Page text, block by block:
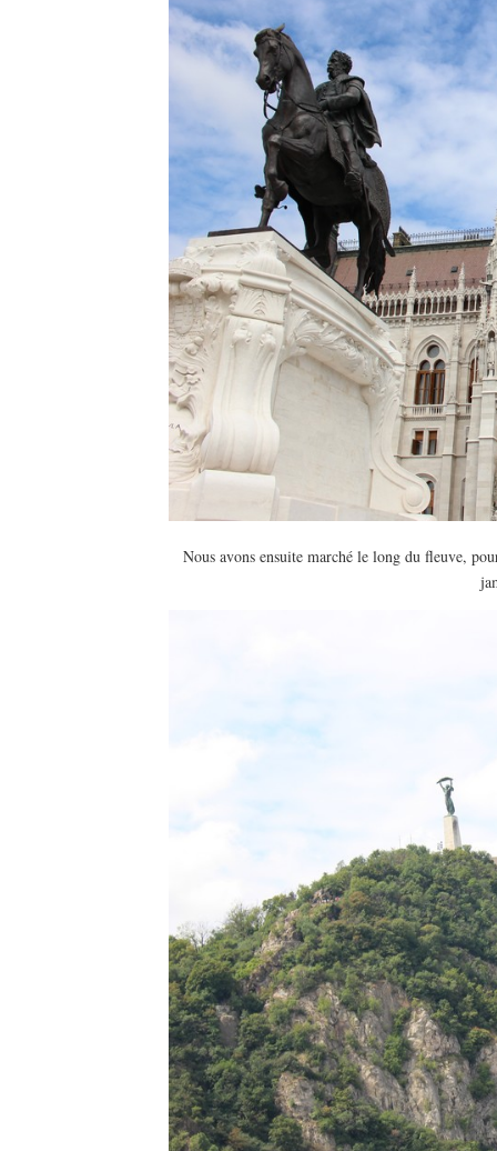
Nous avons ensuite marché le long du fleuve,